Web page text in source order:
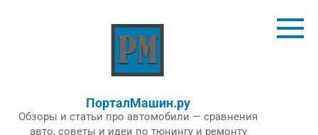
ПорталМашин.ру
Обзоры и статьи про автомобили — сравнения
авто, советы и идеи по тюнингу и ремонту